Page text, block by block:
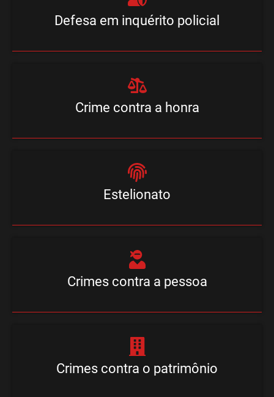
Defesa em inquérito policial
Crime contra a honra
Estelionato
Crimes contra a pessoa
Crimes contra o patrimônio